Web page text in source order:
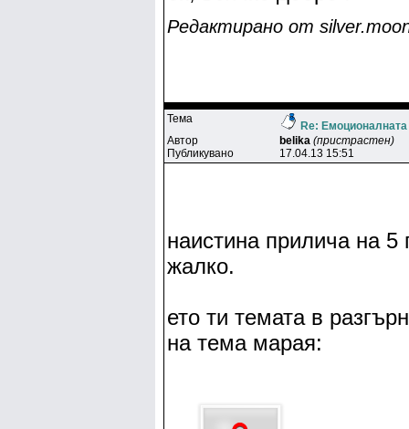
Редактирано от
Тема
Re: Емоционалната
Автор
belika (пристрастен)
Публикувано
17.04.13 15:51
наистина прилича на
жалко.
ето ти темата в
на тема марая: